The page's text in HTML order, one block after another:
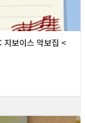
보이스 악보집 <